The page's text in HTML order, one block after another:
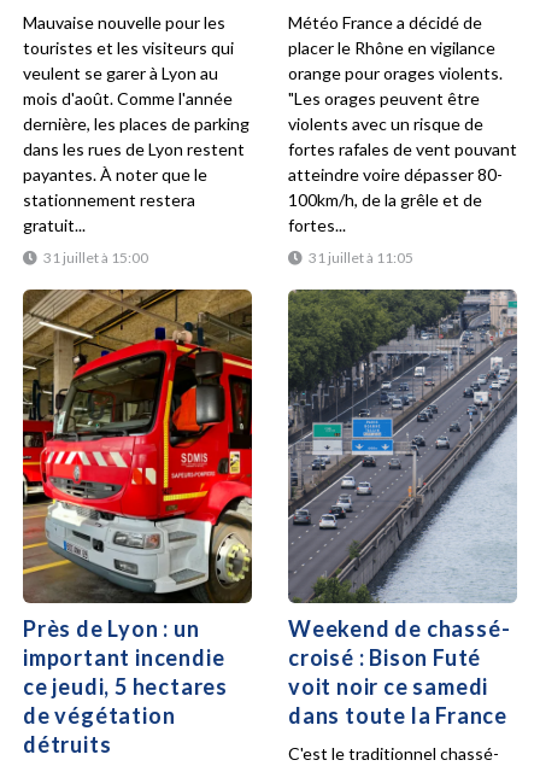
31 juillet à 15:00
Mauvaise nouvelle pour les
touristes et les visiteurs qui
veulent se garer à Lyon au
mois d'août. Comme l'année
dernière, les places de parking
dans les rues de Lyon restent
payantes. À noter que le
stationnement restera
gratuit...
31 juillet à 11:05
Météo France a décidé de
placer le Rhône en vigilance
orange pour orages violents.
"Les orages peuvent être
violents avec un risque de
fortes rafales de vent pouvant
atteindre voire dépasser 80-
100km/h, de la grêle et de
fortes...
Près de Lyon : un
important incendie
ce jeudi, 5 hectares
de végétation
détruits
Weekend de chassé-
croisé : Bison Futé
voit noir ce samedi
dans toute la France
C'est le traditionnel chassé-